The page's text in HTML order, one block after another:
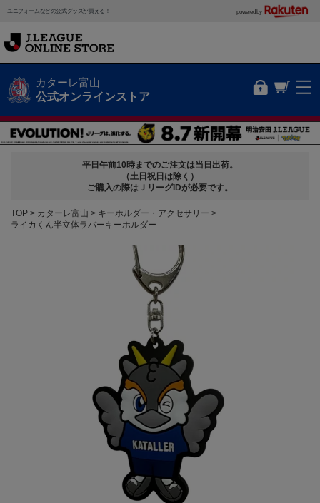
ユニフォームなどの公式グッズが買える！ powered by
カターレ富山
公式オンラインストア
平日午前10時までのご注文は当日出荷。
（土日祝日は除く）
ご購入の際はＪリーグIDが必要です。
TOP カターレ富山
キーホルダー・アクセサリー
ライカくん半立体ラバーキーホルダー